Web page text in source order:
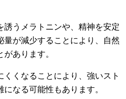
誘うメラトニンや、精神を安定
量が減少することにより、自然
あります。
くくなることにより、強いスト
なる可能性もあります。